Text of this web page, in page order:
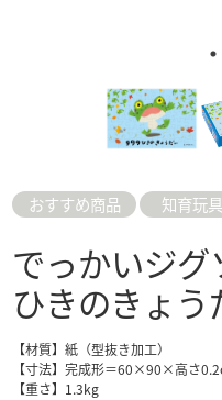
おすすめ商品 知育玩具
でっかいジ
ひきのきょう
【材質】紙（型抜き加工）
【寸法】完成形＝60×90×高さ
【重さ】1.3kg